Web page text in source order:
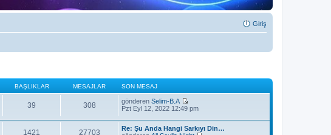
Giriş
BAŞLIKLAR MESAJLAR SON MESAJ
39 308 gönderen Selim-B.A
S
o
n
m
Pzt Eyl 12, 2022 12:49 pm
1421 27703
Re: Şu Anda Hangi Sarkıyı Din…